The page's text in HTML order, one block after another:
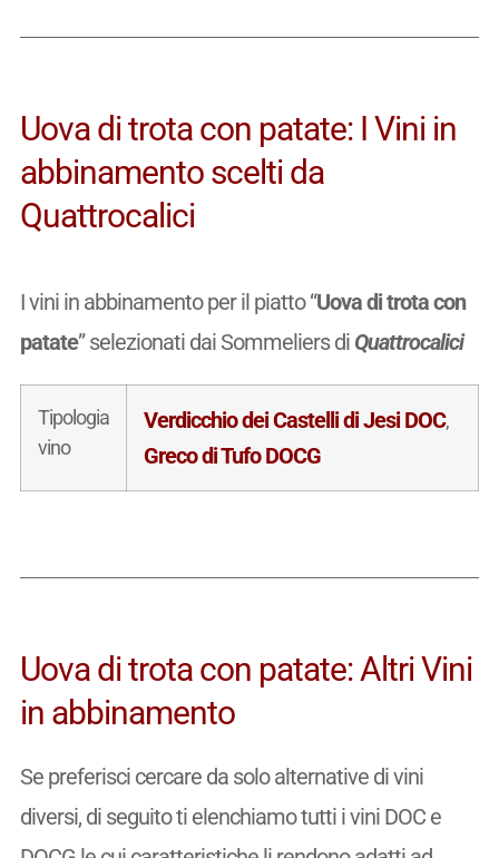
Uova di trota con patate: I Vini in
abbinamento scelti da
Quattrocalici
I vini in abbinamento per il piatto “Uova di trota con
patate” selezionati dai Sommeliers di Quattrocalici
Tipologia
vino
Verdicchio dei Castelli di Jesi DOC,
Greco di Tufo DOCG
Uova di trota con patate: Altri Vini
in abbinamento
Se preferisci cercare da solo alternative di vini
diversi, di seguito ti elenchiamo tutti i vini DOC e